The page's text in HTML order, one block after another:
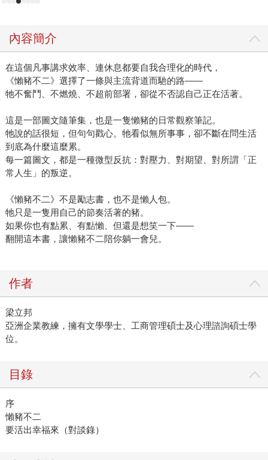
內容簡介
在這個凡事講求效率、連休息都要自我合理化的時代，
《懶豬不二》選擇了一條與主流背道而馳的路——
牠不奮鬥、不燃燒、不超前部署，卻從不否認自己正在活著。
這是一部圖文隨筆集，也是一隻懶豬的日常觀察筆記。
牠說的話很短，但句句戳心。牠看似無所事事，卻不斷在問生活
到底為什麼這麼累。
每一篇圖文，都是一種微型反抗：對壓力、對期望、對所謂「正
常人生」的叛逆。
《懶豬不二》不是勵志書，也不是懶人包。
牠只是一隻用自己的節奏活著的豬。
如果你也有點累、有點懶、但還是想笑一下——
翻開這本書，讓懶豬不二陪你躺一會兒。
作者
梁立邦
亞洲企業教練，擁有文學學士、工商管理碩士及心理諮詢碩士學
位。
目錄
序
懶豬不二
要活出幸福來（對談錄）